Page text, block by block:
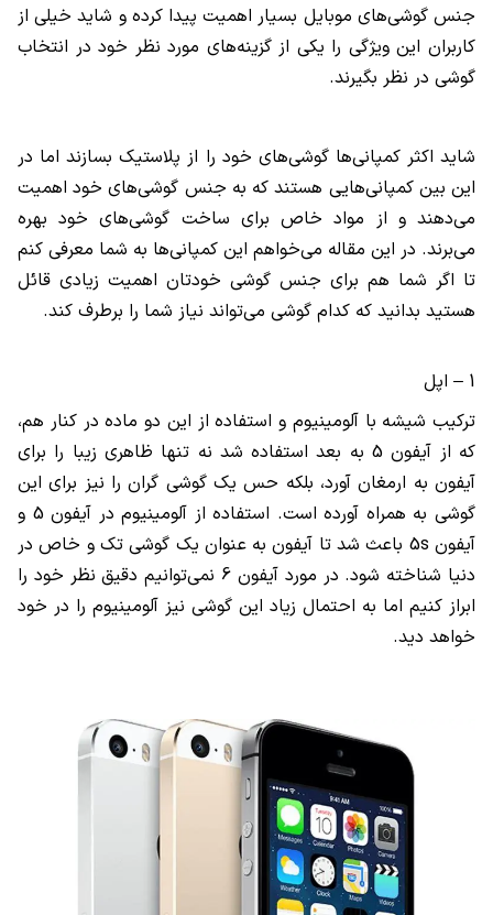
جنس گوشی‌های موبایل بسیار اهمیت پیدا کرده و شاید خیلی از
کاربران این ویژگی را یکی از گزینه‌های مورد نظر خود در انتخاب
گوشی در نظر بگیرند.
شاید اکثر کمپانی‌ها گوشی‌های خود را از پلاستیک بسازند اما در
این بین کمپانی‌هایی هستند که به جنس گوشی‌های خود اهمیت
می‌دهند و از مواد خاص برای ساخت گوشی‌های خود بهره
می‌برند. در این مقاله می‌خواهم این کمپانی‌ها به شما معرفی کنم
تا اگر شما هم برای جنس گوشی خودتان اهمیت زیادی قائل
هستید بدانید که کدام گوشی می‌تواند نیاز شما را برطرف کند.
1 – اپل
ترکیب شیشه با آلومینیوم و استفاده از این دو ماده در کنار هم،
که از آیفون 5 به بعد استفاده شد نه تنها ظاهری زیبا را برای
آیفون به ارمغان آورد، بلکه حس یک گوشی گران را نیز برای این
گوشی به همراه آورده است. استفاده از آلومینیوم در آیفون 5 و
آیفون 5s باعث شد تا آیفون به عنوان یک گوشی تک و خاص در
دنیا شناخته شود. در مورد آیفون 6 نمی‌توانیم دقیق نظر خود را
ابراز کنیم اما به احتمال زیاد این گوشی نیز آلومینیوم را در خود
خواهد دید.